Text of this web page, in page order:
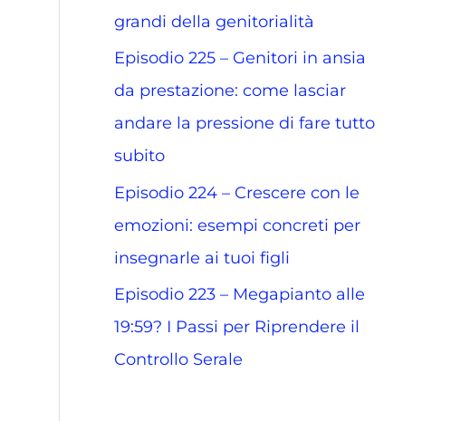
grandi della genitorialità
Episodio 225 – Genitori in ansia
da prestazione: come lasciar
andare la pressione di fare tutto
subito
Episodio 224 – Crescere con le
emozioni: esempi concreti per
insegnarle ai tuoi figli
Episodio 223 – Megapianto alle
19:59? I Passi per Riprendere il
Controllo Serale